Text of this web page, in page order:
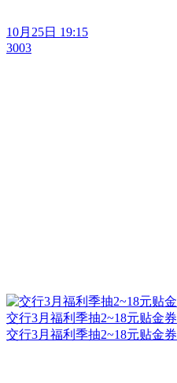
10月25日 19:15
3003
交行3月福利季抽2~18元贴金券
交行3月福利季抽2~18元贴金券